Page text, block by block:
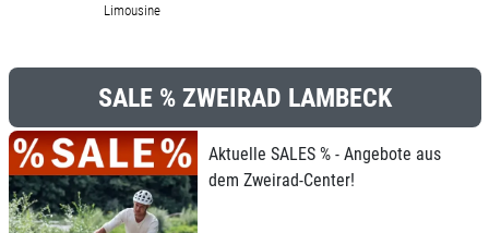
Limousine
SALE % ZWEIRAD LAMBECK
Aktuelle SALES % - Angebote aus
dem Zweirad-Center!